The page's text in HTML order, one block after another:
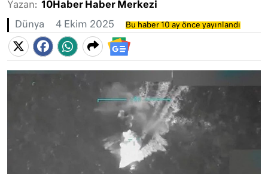
Yazan: 10Haber Haber Merkezi
Dünya 4 Ekim 2025 Bu haber 10 ay önce yayınlandı